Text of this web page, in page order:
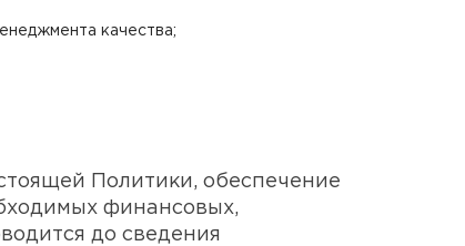
качества;
Политики, обеспечение
финансовых,
до сведения